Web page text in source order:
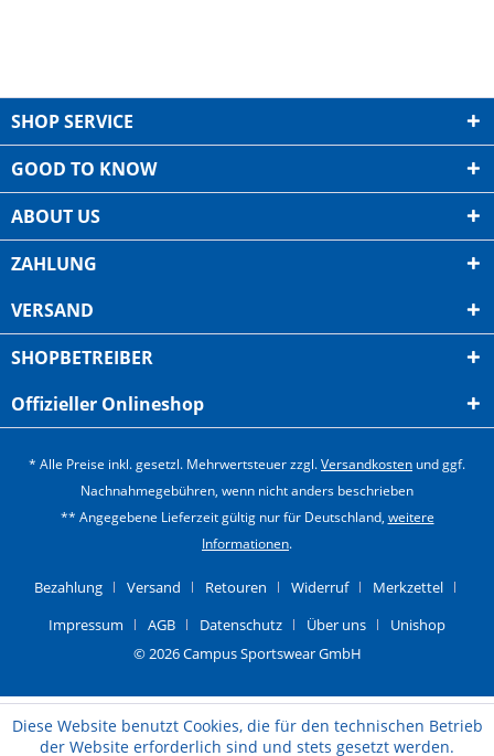
SHOP SERVICE
GOOD TO KNOW
ABOUT US
ZAHLUNG
VERSAND
SHOPBETREIBER
Offizieller Onlineshop
* Alle Preise inkl. gesetzl. Mehrwertsteuer zzgl.Versandkosten und ggf.
Nachnahmegebühren, wenn nicht anders beschrieben
** Angegebene Lieferzeit gültig nur für Deutschland, weitere
Informationen.
Bezahlung Versand Retouren Widerruf
Merkzettel
Impressum
AGB Datenschutz Über uns
Unishop
© 2026 Campus Sportswear GmbH
Diese Website benutzt Cookies, die für den technischen Betrieb
der Website erforderlich sind und stets gesetzt werden.